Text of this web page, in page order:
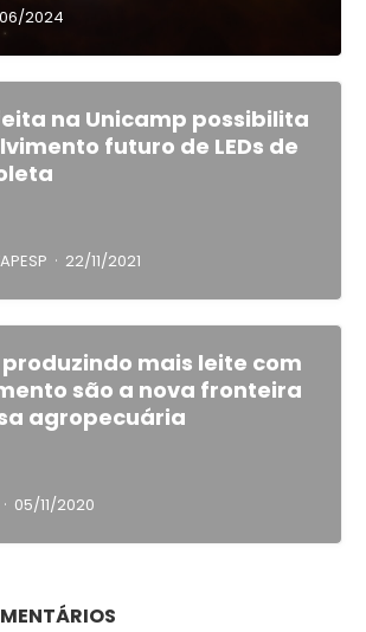
2024
na Unicamp possibilita
futuro de LEDs de
· 22/11/2021
mais leite com
são a nova fronteira
agropecuária
· 05/11/2020